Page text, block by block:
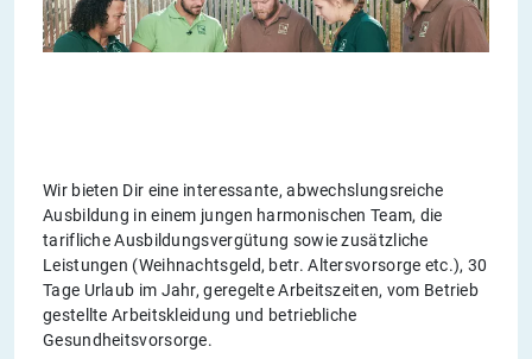
Wir bieten Dir eine interessante, abwechslungsreiche
Ausbildung in einem jungen harmonischen Team, die
tarifliche Ausbildungsvergütung sowie zusätzliche
Leistungen (Weihnachtsgeld, betr. Altersvorsorge etc.), 30
Tage Urlaub im Jahr, geregelte Arbeitszeiten, vom Betrieb
gestellte Arbeitskleidung und betriebliche
Gesundheitsvorsorge.